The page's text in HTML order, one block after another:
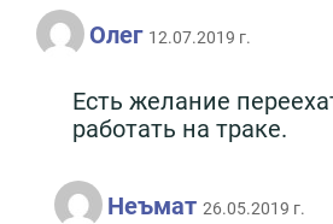
Олег 12.07.2019 г.
Есть желание
работать на траке.
Неъмат 26.05.2019 г.